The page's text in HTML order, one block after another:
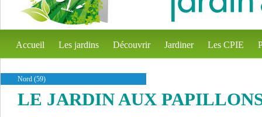
Accueil Les jardins Découvrir Jardiner Les CPIE
Nord (59)
LE JARDIN AUX